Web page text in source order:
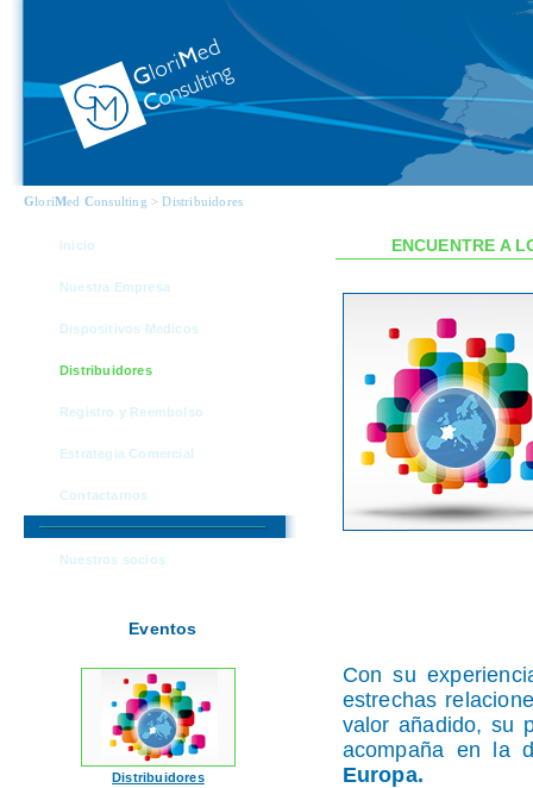
GloriMed Consulting > Distribuidores
Inicio
Nuestra Empresa
Dispositivos Medicos
Distribuidores
Registro y Reembolso
Estrategia Comercial
Contactarnos
Nuestros socios
Eventos
Distribuidores
ENCUENTRE A
Con su
estrechas
valor añadido, su
acompaña en la
Europa.